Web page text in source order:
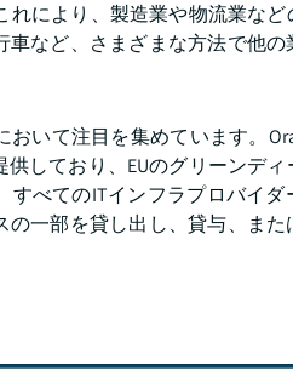
れにより、製造業や物流業な
など、さまざまな方法で他
いて注目を集めています。
しており、EUのグリーンデ
べてのITインフラプロバイダ
一部を貸し出し、貸与、ま